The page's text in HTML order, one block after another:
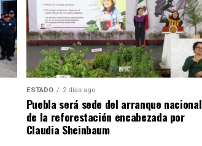
ESTADO 2 días ago
Puebla será sede del arranque nacional
de la reforestación encabezada por
Claudia Sheinbaum